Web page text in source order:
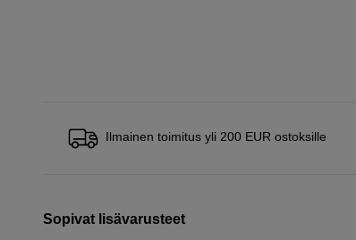
Ilmainen toimitus yli 200 EUR ostoksille
Sopivat lisävarusteet